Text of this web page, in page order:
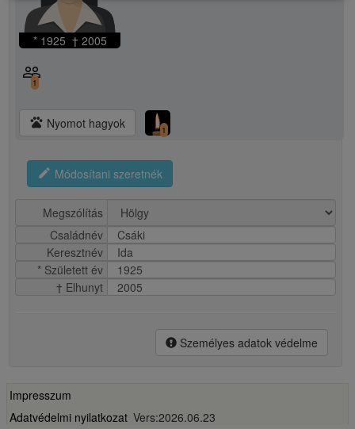
* 1925 † 2005
people_outline
1
pets Nyomot hagyok 1
edit Módosítani szeretnék
Megszólítás
Családnév
Csáki
Keresztnév
Ida
* Született év
1925
† Elhunyt
2005
Személyes adatok védelme
Impresszum
Adatvédelmi nyilatkozat Vers:2026.06.23